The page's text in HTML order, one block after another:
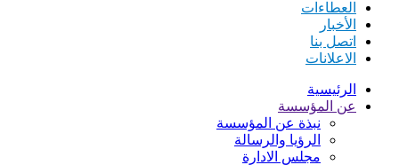
العطاءات
الأخبار
اتصل بنا
الاعلانات
الرئيسية
عن المؤسسة
نبذة عن المؤسسة
الرؤيا والرسالة
مجلس الادارة